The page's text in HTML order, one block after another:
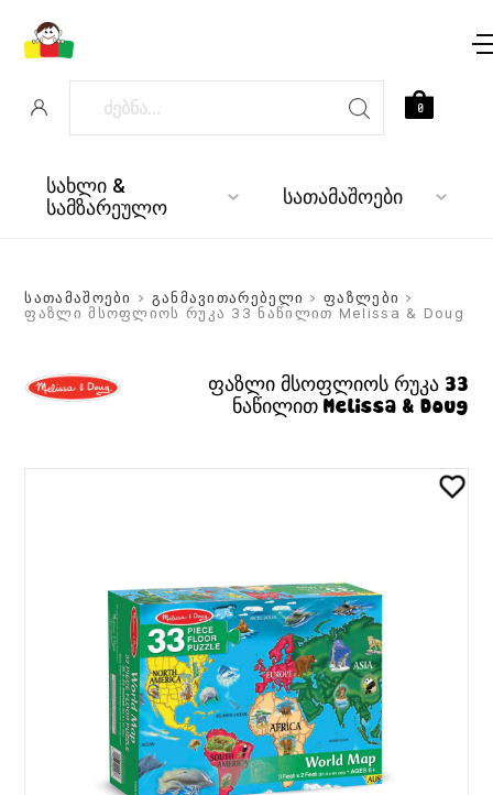
სახლი &
სამზარეულო სათამაშოები
0
სათამაშოები > განმავითარებელი >ფაზლები >
ფაზლი მსოფლიოს რუკა 33 ნაწილით Melissa & Doug
ფაზლი მსოფლიოს რუკა 33
ნაწილით Melissa & Doug